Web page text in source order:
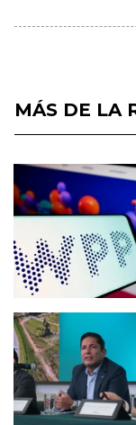
MÁS DE LA